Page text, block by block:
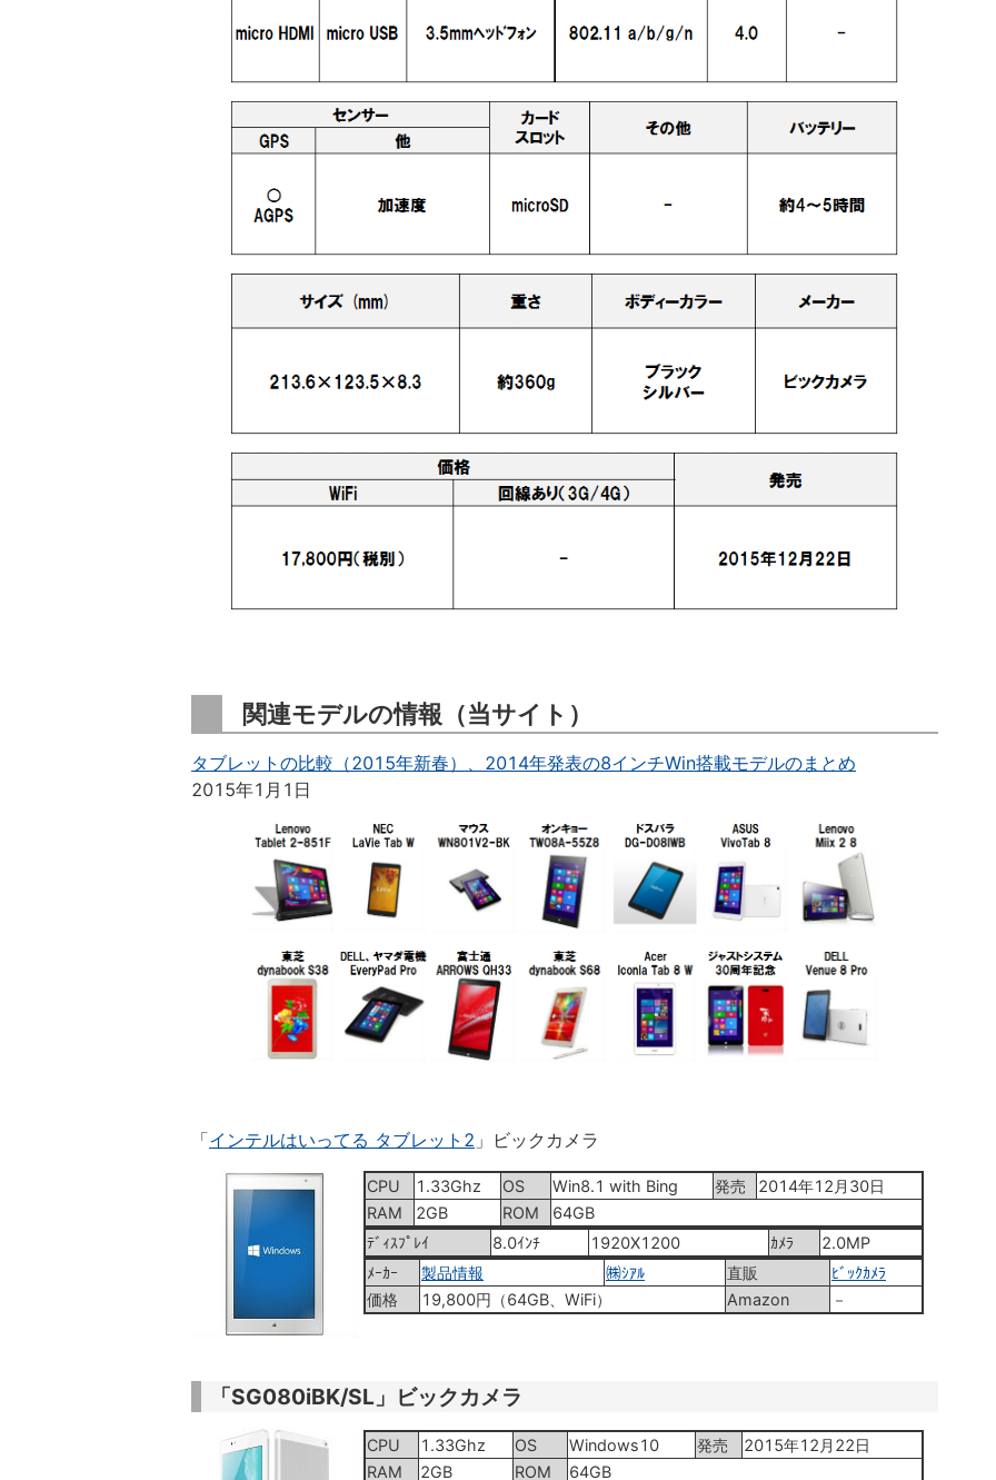
関連モデルの情報（当サイト）
タブレットの比較（2015年新春）、2014年発表の8インチWin搭載モデルのまとめ
2015年1月1日
「インテルはいってる タブレット2 」ビックカメラ
CPU 1.33Ghz OS Win8.1 with Bing 発売
2014年12月30日
RAM
2GB ROM
64GB
ﾃﾞｨｽﾌﾟﾚｲ
8.0ｲﾝﾁ 1920X1200 ｶﾒﾗ
2.0MP
ﾒｰｶｰ
製品情報 ㈱ｼｱﾙ 直販
ﾋﾞｯｸｶﾒﾗ
価格
19,800円（64GB、WiFi） Amazon －
「SG080iBK/SL」ビックカメラ
CPU 1.33Ghz OS Windows10 発売
2015年12月22日
RAM
2GB ROM 64GB